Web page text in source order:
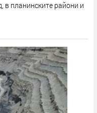
планинските райони и